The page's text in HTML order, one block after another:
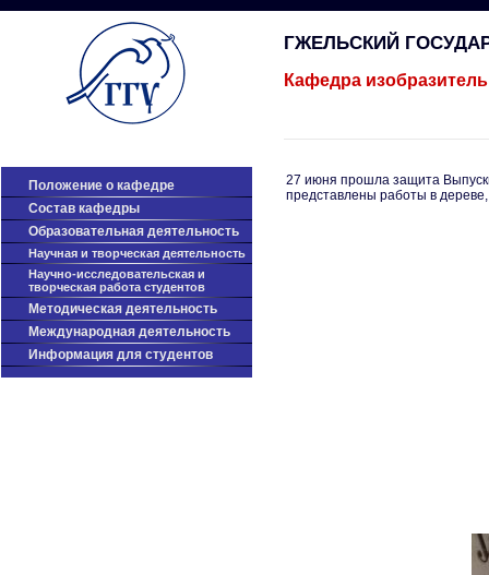
ГЖЕЛЬСКИЙ
Кафедра
Положение о кафедре
Cостав кафедры
Образовательная деятельность
Научная и творческая деятельность
Научно-исследовательская и
творческая работа студентов
Методическая деятельность
Международная деятельность
Информация для студентов
27 июня прошла защита
представлены работы в дереве,